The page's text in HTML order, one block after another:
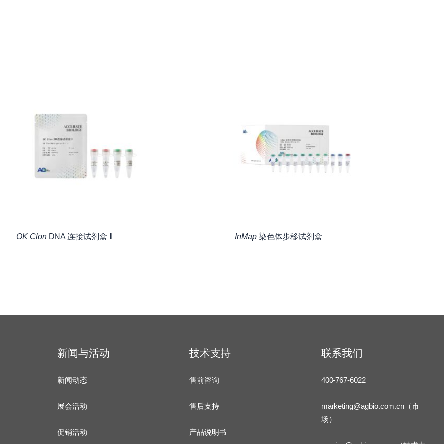
OK ClonDNA 连接试剂盒 II InMap染色体步移试剂盒
新闻与活动
新闻动态
展会活动
促销活动
技术支持
售前咨询
售后支持
产品说明书
联系我们
400-767-6022
marketing@agbio.com.cn（市
场）